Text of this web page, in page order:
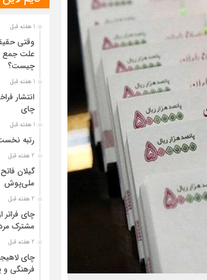
1 هفته قبل
وقتی
علت جمع
چیست؟
1 هفته قبل
انتشار
چای
1 هفته قبل
رتبه
2 هفته قبل
گیلان
ملی‌پوش
2 هفته قبل
چای
مشترک
2 هفته قبل
چای
فرهنگی و